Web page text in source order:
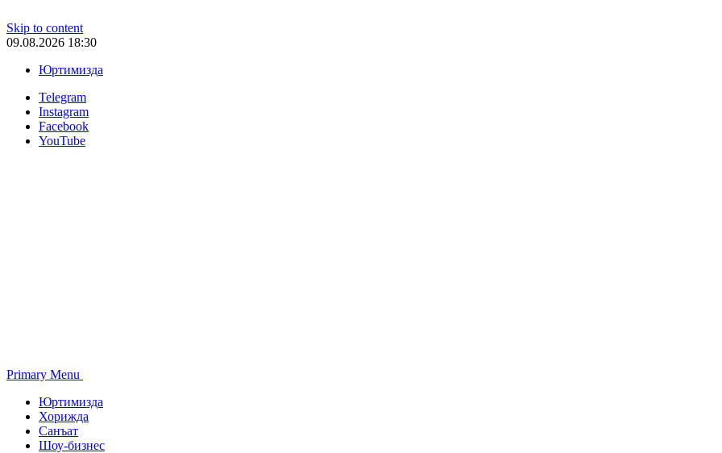
Skip to content
09.08.2026 18:30
Юртимизда
Telegram
Instagram
Facebook
YouTube
Primary Menu
Юртимизда
Хорижда
Санъат
Шоу-бизнес